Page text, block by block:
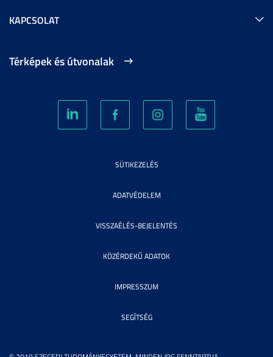
KAPCSOLAT
Térképek és útvonalak
SÜTIKEZELÉS
ADATVÉDELEM
VISSZAÉLÉS-BEJELENTÉS
KÖZÉRDEKŰ ADATOK
IMPRESSZUM
SEGÍTSÉG